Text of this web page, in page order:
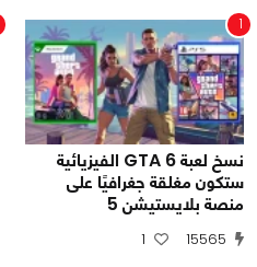
1
نسخ لعبة GTA 6 الفيزيائية
ستكون مغلقة جغرافيًا على
منصة بلايستيشن 5
15565
1